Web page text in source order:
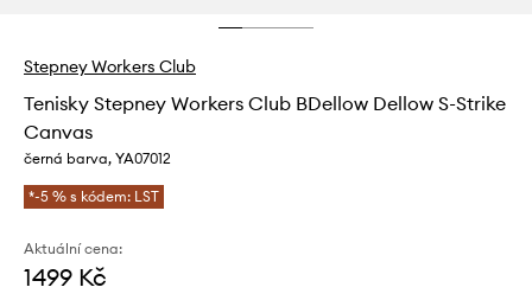
Stepney Workers Club
Tenisky Stepney Workers Club BDellow Dellow S-Strike
Canvas
černá barva, YA07012
*-5 % s kódem: LST
Aktuální cena:
1499 Kč